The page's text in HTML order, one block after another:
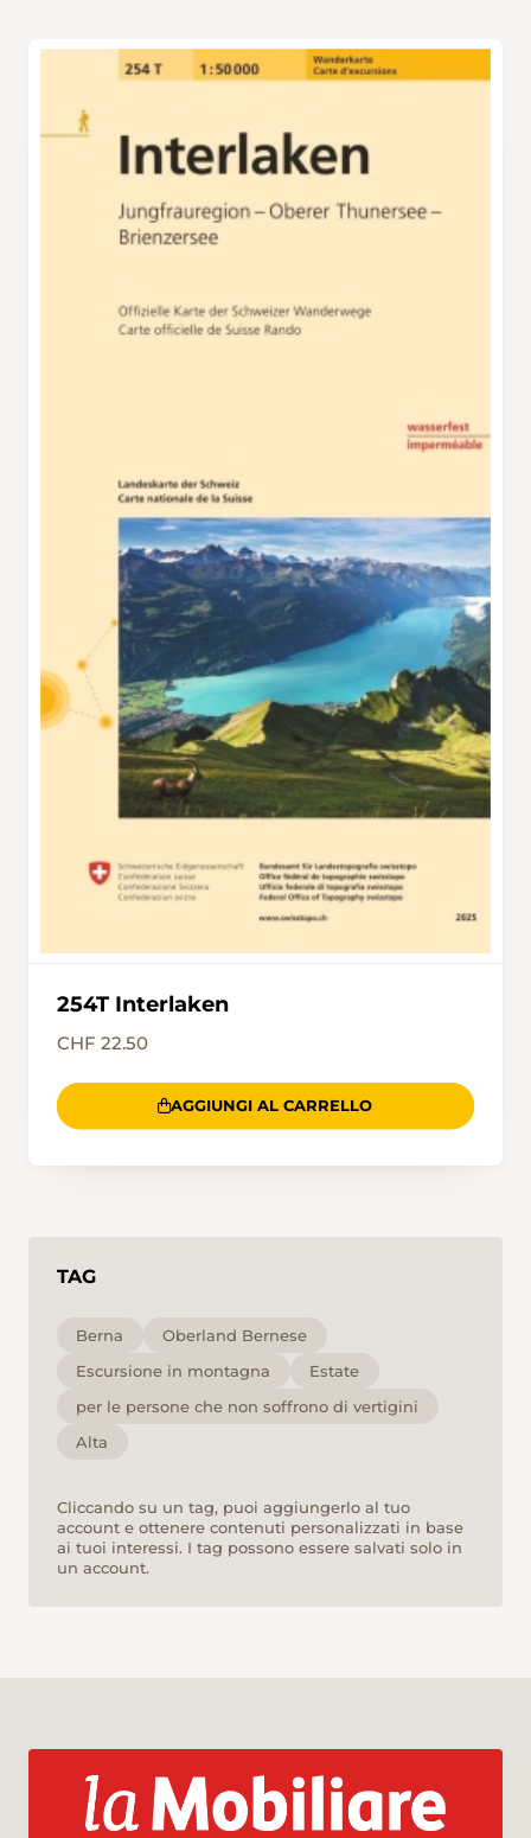
ganz besondere Wanderung ausklingen zu
einer der anspruchsvollsten Wegabschnitte
kommt, desto steiler und felsiger wird der
Weg. Er ist auf der SAC-Wanderskala als T4
(Alpinwanderweg mit blau-weisser
Markierung) eingestuft, aber alle schwierigen
Passagen sind durch Ketten sehr gut
gesichert. Auf dem Gipfel des
einer atemberaubenden Aussicht auf den
Thuner- und den Brienzersee, auf legendäre
aussichtsreichen Kreten und Alpweiden. Vor
dem Abstieg ins Tal bietet die Brunni-Hütte
einen letzten Blick aus der Vogelperspektive
auf die Umgebung. Ab der Abzweigung
Louene kann man dem Latrejebach entlang
des linken oder rechten Flussufers folgen.
Beide Wege führen zum selben Ziel und
geben den Blick auf den imposanten
Pochtenfall frei. Umgeben von einer wilden
und spektakulären Naturkulisse stürzt der
Wasserfall hier in die Tiefe. Die Wanderung
endet beim Restaurant Pochtenfall. Von Juli
bis September verkehrt hier ein Postauto.
Ausserhalb dieser Saison muss man eine
weitere Stunde Fussmarsch bis Aeschiried
einplanen.
254T Interlaken
CHF 22.50
AGGIUNGI AL CARRELLO
TAG
Berna
Oberland Bernese
Escursione in montagna
Estate
per le persone che non soffrono di vertigini
Alta
Cliccando su un tag, puoi aggiungerlo al tuo
account e ottenere contenuti personalizzati in base
ai tuoi interessi. I tag possono essere salvati solo in
un account.